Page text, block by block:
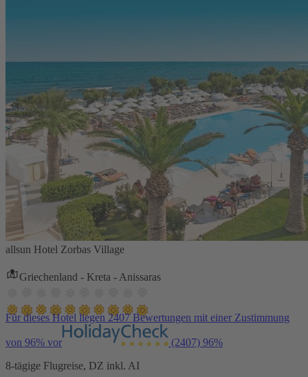
allsun Hotel Zorbas Village
Griechenland - Kreta - Anissaras
Für dieses Hotel liegen 2407 Bewertungen mit einer Zustimmung
von 96% vor (2407) 96%
8-tägige Flugreise, DZ inkl. AI